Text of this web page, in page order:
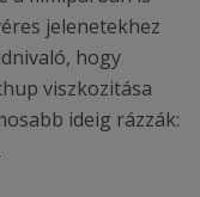
jelenetekhez
hogy
viszkozitása
ideig rázzák: